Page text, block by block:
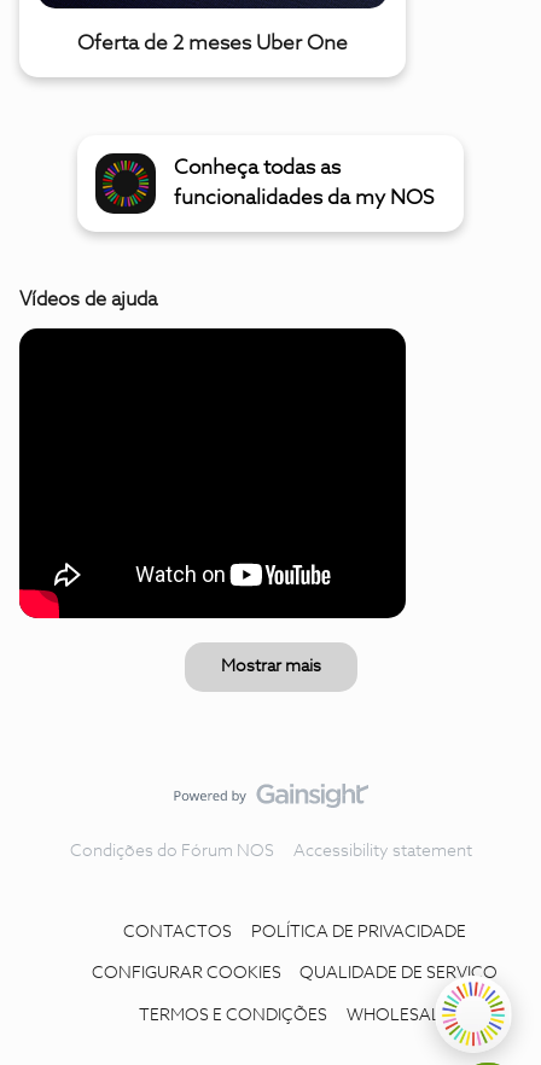
Oferta de 2 meses Uber One
Conheça todas as
funcionalidades da my NOS
Vídeos de ajuda
Mostrar mais
Condições do Fórum NOS Accessibility statement
CONTACTOS POLÍTICA DE PRIVACIDADE
CONFIGURAR COOKIES QUALIDADE DE SERVIÇO
TERMOS E CONDIÇÕES WHOLESALE